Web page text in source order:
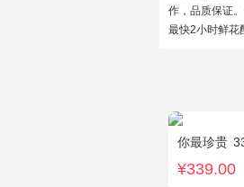
作，品质保证
最快2小时鲜花
你最珍贵
¥339.00